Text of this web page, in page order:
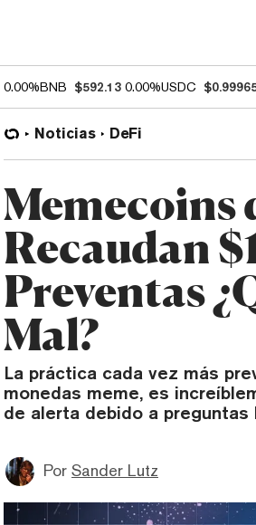
0.00%BNB $592.13 0.00%USDC
Noticias DeFi
Memecoins
Recaudan
Preventas
Mal?
La práctica cada vez más
monedas meme, es
de alerta debido a
Por Sander Lutz